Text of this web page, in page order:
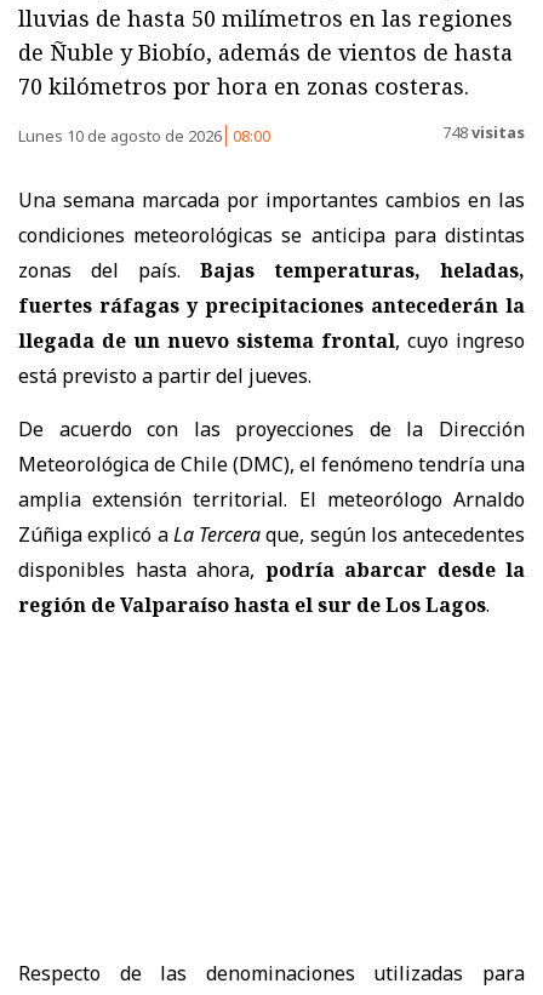
lluvias de hasta 50 milímetros en las regiones
de Ñuble y Biobío, además de vientos de hasta
70 kilómetros por hora en zonas costeras.
Lunes 10 de agosto de 2026 08:00 748visitas
Una semana marcada por importantes cambios en las
condiciones meteorológicas se anticipa para distintas
zonas del país. Bajas temperaturas, heladas,
fuertes ráfagas y precipitaciones antecederán la
llegada de un nuevo sistema frontal, cuyo ingreso
está previsto a partir del jueves.
De acuerdo con las proyecciones de la Dirección
Meteorológica de Chile (DMC), el fenómeno tendría una
amplia extensión territorial. El meteorólogo Arnaldo
Zúñiga explicó aLa Terceraque, según los antecedentes
disponibles hasta ahora, podría abarcar desde la
región de Valparaíso hasta el sur de Los Lagos.
Respecto de las denominaciones utilizadas para